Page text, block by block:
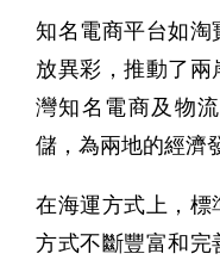
知名電商平台如淘
放異彩，推動了兩
灣知名電商及物
儲，為兩地的經濟
在海運方式上，標
方式不斷豐富和完